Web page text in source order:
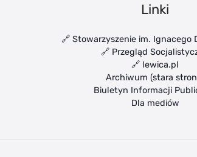
Linki
🔗 Stowarzyszenie im. Ignacego
🔗 Przegląd
🔗 lewica.pl
Archiwum (stara
Biuletyn Informacji
Dla mediów